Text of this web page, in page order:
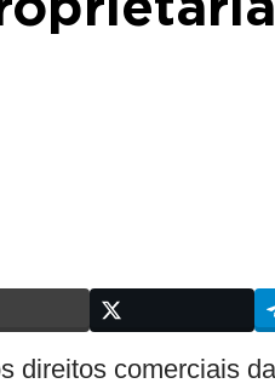
direitos comerciais